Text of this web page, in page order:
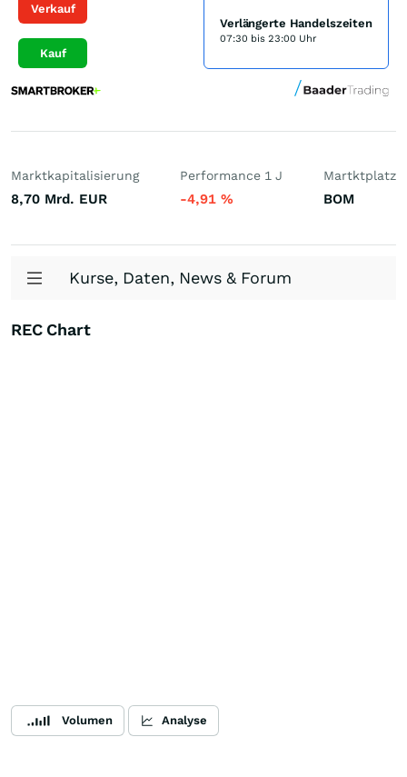
Verkauf
Kauf
Verlängerte Handelszeiten
07:30 bis 23:00 Uhr
Marktkapitalisierung
8,70 Mrd. EUR
Performance 1 J
-4,91 %
Martktplatz
BOM
Kurse, Daten, News & Forum
REC Chart
Volumen Analyse